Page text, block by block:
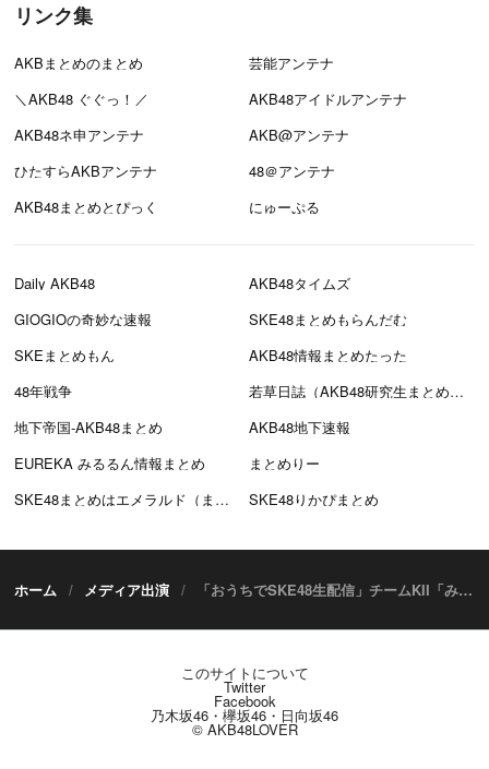
リンク集
AKBまとめのまとめ
芸能アンテナ
＼AKB48 ぐぐっ！／
AKB48アイドルアンテナ
AKB48ネ申アンテナ
AKB@アンテナ
ひたすらAKBアンテナ
48＠アンテナ
AKB48まとめとぴっく
にゅーぷる
Daily AKB48
AKB48タイムズ
GIOGIOの奇妙な速報
SKE48まとめもらんだむ
SKEまとめもん
AKB48情報まとめたった
48年戦争
若草日誌（AKB48研究生まとめブログ）
地下帝国-AKB48まとめ
AKB48地下速報
EUREKA みるるん情報まとめ
まとめりー
SKE48まとめはエメラルド（まとえめ）
SKE48りかぴまとめ
ホーム メディア出演 「おうちでSKE48生配信」チームKII「みんなで思い切り蹴飛ばそう！」18時半からDMM配信！
このサイトについて
Twitter
Facebook
乃木坂46・欅坂46・日向坂46
© AKB48LOVER